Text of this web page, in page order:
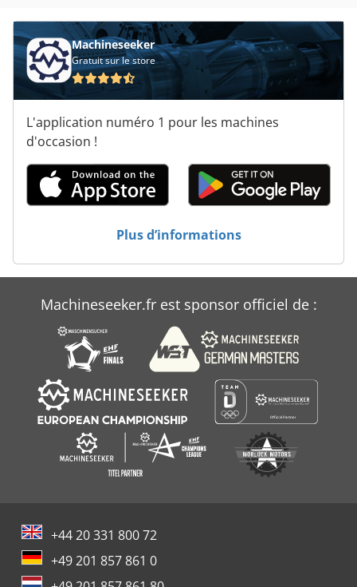
Machineseeker
Gratuit sur le store
L'application numéro 1 pour les machines
d'occasion !
Plus d’informations
Machineseeker.fr est sponsor officiel de :
+44 20 331 800 72
+49 201 857 861 0